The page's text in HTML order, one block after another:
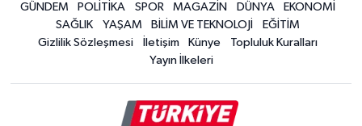
GÜNDEM POLİTİKA SPOR MAGAZİN DÜNYA
EKONOMİ
SAĞLIK
YAŞAM BİLİM VE TEKNOLOJİ
EĞİTİM
Gizlilik Sözleşmesi
İletişim Künye
Topluluk Kuralları
Yayın İlkeleri